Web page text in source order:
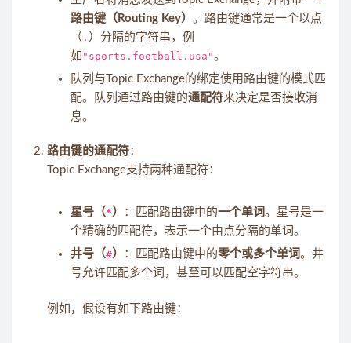
路由键（Routing Key） 。路由键通常是一个以点
（ . ）分隔的字符串，例
如 "sports.football.usa"。
队列与Topic Exchange的绑定使用路由键的模式匹
配。队列通过路由键的通配符来决定是否接收消
息。
路由键的通配符：
Topic Exchange支持两种通配符：
星号（*） ：匹配路由键中的一个单词。星号是一
个精确的匹配符，表示一个由点分隔的单词。
井号（#） ：匹配路由键中的零个或多个单词。井
号允许匹配多个词，甚至可以匹配空字符串。
例如，假设有如下路由键：